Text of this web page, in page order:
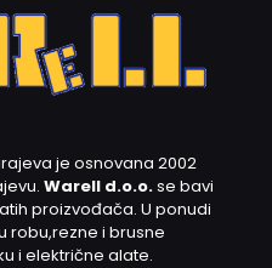
je osnovana 2002
Warell d.o.o.se bavi
proizvođača. U ponudi
robu,rezne i brusne
i električne alate.